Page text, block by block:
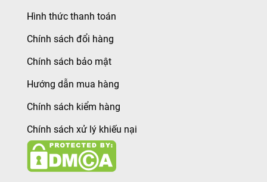
Hình thức thanh toán
Chính sách đổi hàng
Chính sách bảo mật
Hướng dẫn mua hàng
Chính sách kiểm hàng
Chính sách xử lý khiếu nại